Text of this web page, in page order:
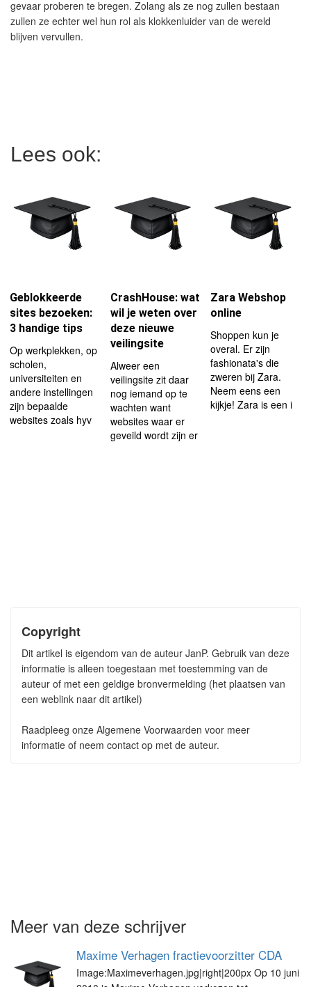
gevaar proberen te bregen. Zolang als ze nog zullen bestaan
zullen ze echter wel hun rol als klokkenluider van de wereld
blijven vervullen.
Lees ook:
Geblokkeerde
sites bezoeken:
3 handige tips
Op werkplekken, op
scholen,
universiteiten en
andere instellingen
zijn bepaalde
websites zoals hyv
CrashHouse: wat
wil je weten over
deze nieuwe
veilingsite
Alweer een
veilingsite zit daar
nog iemand op te
wachten want
websites waar er
geveild wordt zijn er
Zara Webshop
online
Shoppen kun je
overal. Er zijn
fashionata's die
zweren bij Zara.
Neem eens een
kijkje! Zara is een i
Copyright
Dit artikel is eigendom van de auteur JanP. Gebruik van deze
informatie is alleen toegestaan met toestemming van de
auteur of met een geldige bronvermelding (het plaatsen van
een weblink naar dit artikel)
Raadpleeg onze Algemene Voorwaarden voor meer
informatie of neem contact op met de auteur.
Meer van deze schrijver
Maxime Verhagen fractievoorzitter CDA
Image:Maximeverhagen.jpg|right|200px Op 10 juni